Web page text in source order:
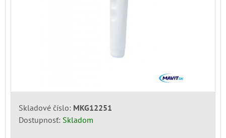
Skladové číslo: MKG12251
Dostupnosť: Skladom